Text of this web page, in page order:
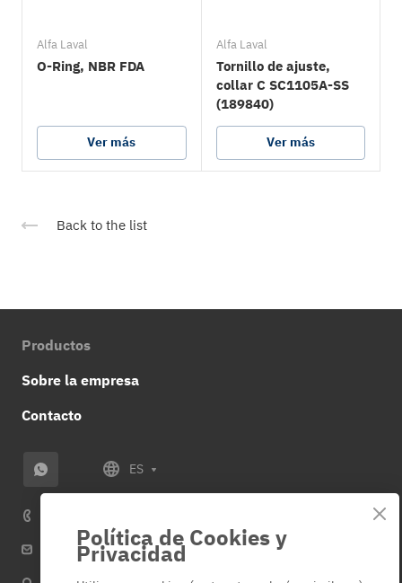
Alfa Laval
O-Ring, NBR FDA
Ver más
Alfa Laval
Tornillo de ajuste,
collar C SC1105A-SS
(189840)
Ver más
Back to the list
Productos
Sobre la empresa
Contacto
ES
info@veza-e.es
Política de Cookies y
Privacidad